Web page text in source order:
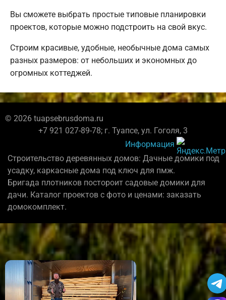
Вы сможете выбрать простые типовые планировки
проектов, которые можно подстроить на свой вкус.
Строим красивые, удобные, необычные дома самых
разных размеров: от небольших и экономных до
огромных коттеджей.
© 2026 tuapsebrusdoma.ru
+7 921 027-89-78; г. Туапсе, ул. Гоголя, 3
Информация
Строительство деревянных домов: Дачные домики под
усадку, каркасные дома под ключ для пмж.
Бригада плотников постороит садовые домики для
дачи. Каталог проектов с фото и ценами: заказать
домокомплект.